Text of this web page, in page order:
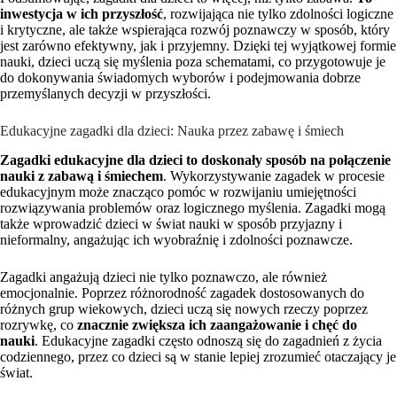
inwestycja w ich przyszłość, rozwijająca nie tylko zdolności logiczne
i krytyczne, ale także wspierająca rozwój poznawczy w sposób, który
jest zarówno efektywny, jak i przyjemny. Dzięki tej wyjątkowej formie
nauki, dzieci uczą się myślenia poza schematami, co przygotowuje je
do dokonywania świadomych wyborów i podejmowania dobrze
przemyślanych decyzji w przyszłości.
Edukacyjne zagadki dla dzieci: Nauka przez zabawę i śmiech
Zagadki edukacyjne dla dzieci to doskonały sposób na połączenie
nauki z zabawą i śmiechem. Wykorzystywanie zagadek w procesie
edukacyjnym może znacząco pomóc w rozwijaniu umiejętności
rozwiązywania problemów oraz logicznego myślenia. Zagadki mogą
także wprowadzić dzieci w świat nauki w sposób przyjazny i
nieformalny, angażując ich wyobraźnię i zdolności poznawcze.
Zagadki angażują dzieci nie tylko poznawczo, ale również
emocjonalnie. Poprzez różnorodność zagadek dostosowanych do
różnych grup wiekowych, dzieci uczą się nowych rzeczy poprzez
rozrywkę, co znacznie zwiększa ich zaangażowanie i chęć do
nauki. Edukacyjne zagadki często odnoszą się do zagadnień z życia
codziennego, przez co dzieci są w stanie lepiej zrozumieć otaczający je
świat.